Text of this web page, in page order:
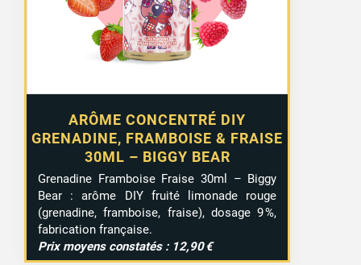
ARÔME CONCENTRÉ DIY
GRENADINE, FRAMBOISE & FRAISE
30ML – BIGGY BEAR
Grenadine Framboise Fraise 30ml – Biggy
Bear : arôme DIY fruité limonade rouge
(grenadine, framboise, fraise), dosage 9 %,
fabrication française.
Prix moyens constatés : 12,90 €